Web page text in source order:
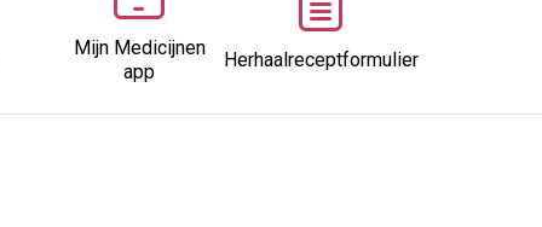
Mijn Medicijnen
app
Herhaalreceptformulier